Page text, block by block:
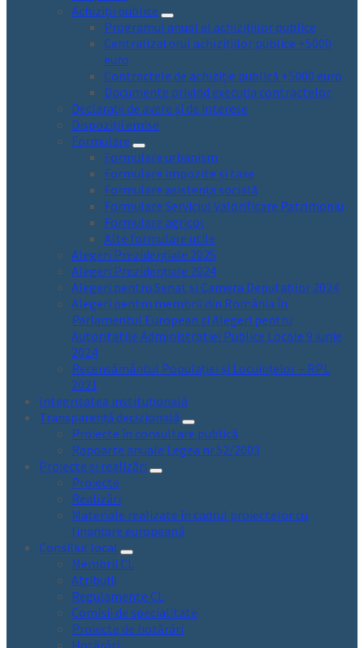
Achiziții publice
Programul anual al achizițiilor publice
Centralizatorul achizițiilor publice +5000
euro
Contractele de achiziție publică +5000 euro
Documente privind execuția contractelor
Declarații de avere și de interese
Dispoziții emise
Formulare
Formulare urbanism
Formulare impozite și taxe
Formulare asistența socială
Formulare Serviciul Valorificare Patrimoniu
Formulare agricol
Alte formulare utile
Alegeri Prezidențiale 2025
Alegeri Prezidențiale 2024
Alegeri pentru Senat și Camera Deputaților 2024
Alegeri pentru membrii din România în
Parlamentul European și Alegeri pentru
Autoritatile Administratiei Publice Locale 9 iunie
2024
Recensământul Populației și Locuințelor – RPL
2021
Integritatea instituțională
Transparență decizională
Proiecte în consultare publică
Rapoarte anuale Legea nr.52/2003
Proiecte și realizări
Proiecte
Realizări
Materiale realizate în cadrul proiectelor cu
finanțare europeană
Consiliul local
Membrii CL
Atribuții
Regulamente CL
Comisii de specialitate
Proiecte de hotărâri
Hotărâri